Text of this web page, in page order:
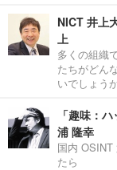
NICT 井上
上
多くの組織
たちがどん
いでしょう
「趣味：
浦 隆幸
国内 OSINT
たら